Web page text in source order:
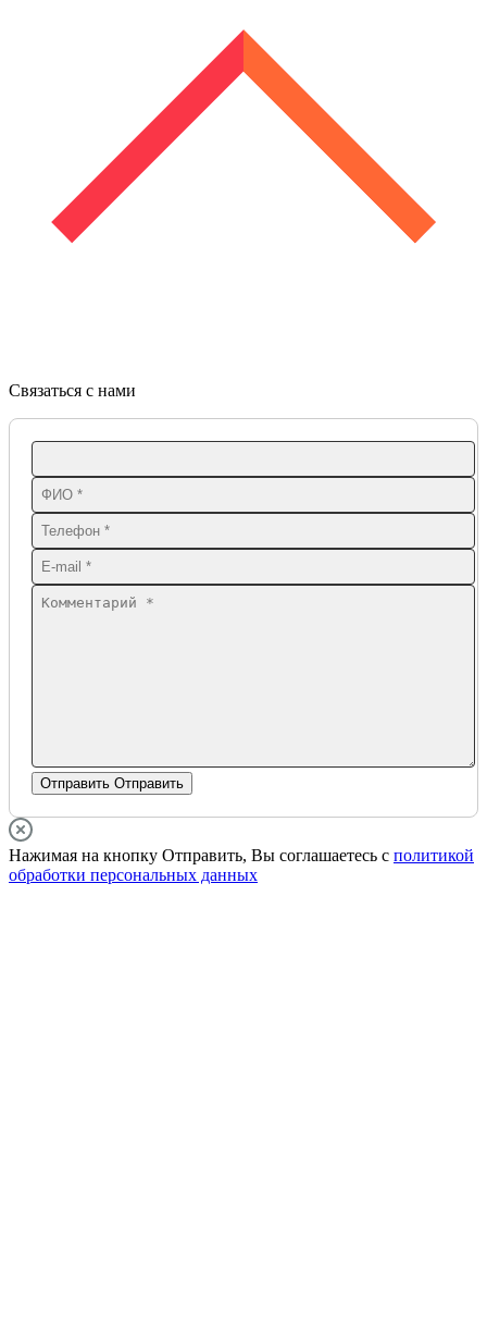
Связаться с нами
Отправить Отправить
Нажимая на кнопку Отправить, Вы соглашаетесь с политикой
обработки персональных данных